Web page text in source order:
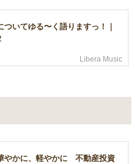
ついてゆる〜く語りますっ！｜
Libera Music
やかに、軽やかに 不動産投資